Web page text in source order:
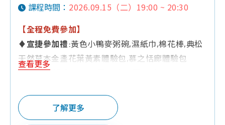
課程時間： 2026.09.15（二）19:00 ~ 20:30
【全程免費參加】
♦ 宣捷參加禮 :黃色小鴨麥粥碗,濕紙巾,棉花棒,典松
天然草本金盞花葉黃素體驗包,慕之恬廊體驗包
♦Q&A有獎禮
奶瓶,香草奶嘴,固齒器
♦
:嬰兒紗布衣,防水可愛圍兜兜1個
查看更多
了解更多